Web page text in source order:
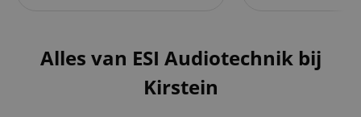
Alles van ESI Audiotechnik bij
Kirstein